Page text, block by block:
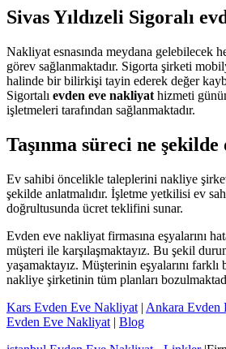
Sivas Yıldızeli Sigoralı
Nakliyat esnasında meydana gelebilecek
görev sağlanmaktadır. Sigorta şirketi
halinde bir bilirkişi tayin ederek değer
Sigortalı evden eve nakliyat hizmeti
işletmeleri tarafından sağlanmaktadır.
Taşınma süreci ne şekilde
Ev sahibi öncelikle taleplerini nakliye
şekilde anlatmalıdır. İşletme yetkilisi ev
doğrultusunda ücret teklifini sunar.
Evden eve nakliyat firmasına eşyalarını
müşteri ile karşılaşmaktayız. Bu şekil
yaşamaktayız. Müşterinin eşyalarını
nakliye şirketinin tüm planları
Kars Evden Eve Nakliyat | Ankara Evden
Evden Eve Nakliyat | Blog